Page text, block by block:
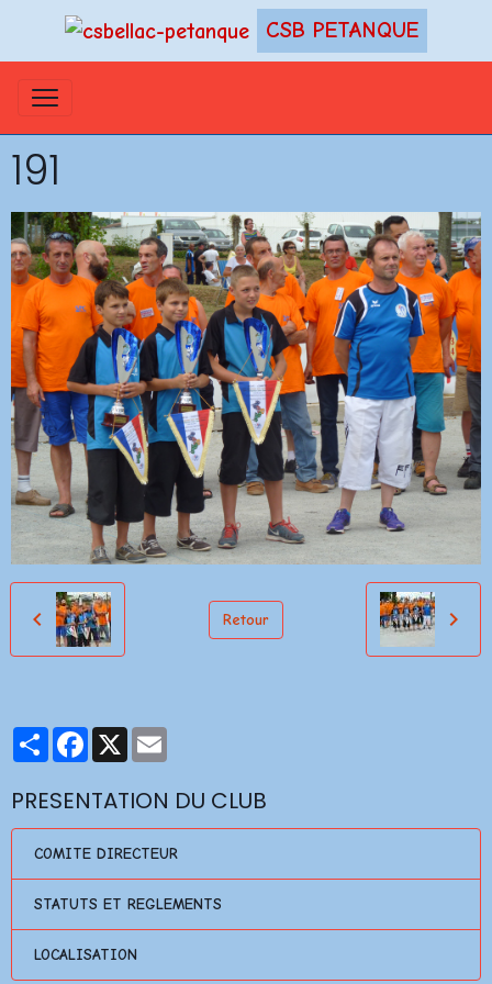
CSB PETANQUE
191
Retour
PartagerFacebook
X
PRESENTATION DU CLUB
COMITE DIRECTEUR
STATUTS ET REGLEMENTS
LOCALISATION